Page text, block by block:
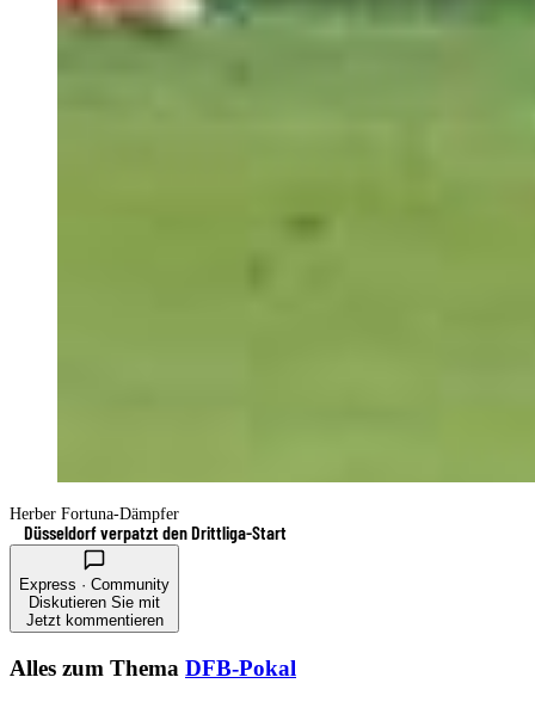
Herber Fortuna-Dämpfer
Düsseldorf verpatzt den Drittliga-Start
Express · Community
Diskutieren Sie mit
Jetzt kommentieren
Alles zum Thema DFB-Pokal